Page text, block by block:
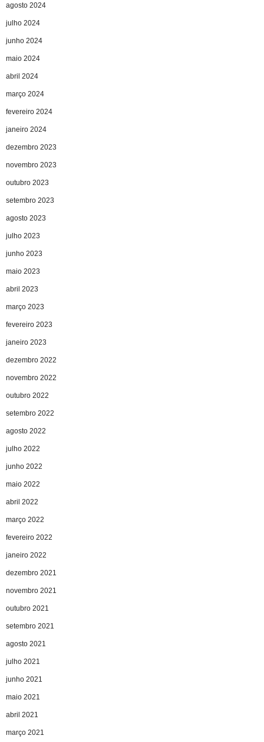
agosto 2024
julho 2024
junho 2024
maio 2024
abril 2024
março 2024
fevereiro 2024
janeiro 2024
dezembro 2023
novembro 2023
outubro 2023
setembro 2023
agosto 2023
julho 2023
junho 2023
maio 2023
abril 2023
março 2023
fevereiro 2023
janeiro 2023
dezembro 2022
novembro 2022
outubro 2022
setembro 2022
agosto 2022
julho 2022
junho 2022
maio 2022
abril 2022
março 2022
fevereiro 2022
janeiro 2022
dezembro 2021
novembro 2021
outubro 2021
setembro 2021
agosto 2021
julho 2021
junho 2021
maio 2021
abril 2021
março 2021